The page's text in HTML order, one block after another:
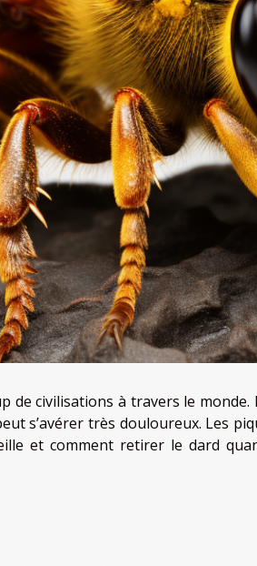
civilisations à travers le monde.
s’avérer très douloureux. Les
et comment retirer le dard